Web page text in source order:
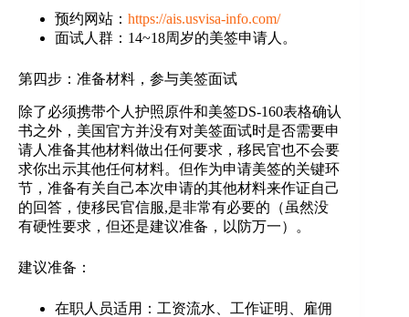
预约网站： https://ais.usvisa-info.com/
面试人群：14~18周岁的美签申请人。
第四步：准备材料，参与美签面试
除了必须携带个人护照原件和美签DS-160表格确认
书之外，美国官方并没有对美签面试时是否需要申
请人准备其他材料做出任何要求，移民官也不会要
求你出示其他任何材料。但作为申请美签的关键环
节，准备有关自己本次申请的其他材料来作证自己
的回答，使移民官信服,是非常有必要的（虽然没
有硬性要求，但还是建议准备，以防万一）。
建议准备：
在职人员适用：工资流水、工作证明、雇佣